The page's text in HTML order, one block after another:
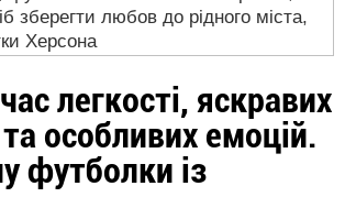
легкості, яскравих
особливих емоцій.
футболки із